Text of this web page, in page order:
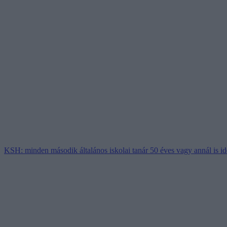
KSH: minden második általános iskolai tanár 50 éves vagy annál is